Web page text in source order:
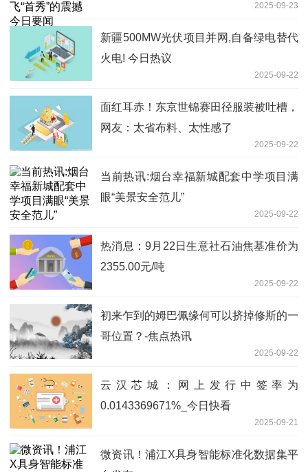
2025-09-23
新疆500MW光伏项目并网,自备绿电替代
火电! 今日热议
2025-09-22
面红耳赤！东京世锦赛田径服装被吐槽，
网友：太省布料、太性感了
2025-09-22
当前热讯:烟台幸福新城配套中学项目满
眼“美景安全范儿”
2025-09-22
热消息：9月22日生意社石油焦基准价为
2355.00元/吨
2025-09-22
初来乍到的姆巴佩缘何可以挤掉修斯的一
哥位置？-焦点热讯
2025-09-22
云汉芯城：网上发行中签率为
0.0143369671%_今日快看
2025-09-21
微资讯！浦江X具身智能标准化数据集平